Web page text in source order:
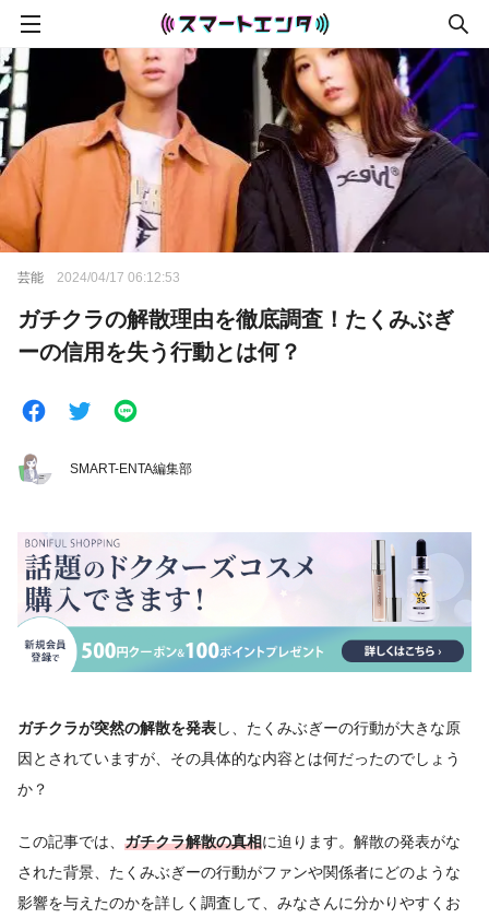
芸能 2024/04/17 06:12:53
ガチクラの解散理由を徹底調査！たくみぶぎ
ーの信用を失う行動とは何？
SMART-ENTA編集部
ガチクラが突然の解散を発表し、たくみぶぎーの行動が大きな原
因とされていますが、その具体的な内容とは何だったのでしょう
か？
この記事では、 ガチクラ解散の真相に迫ります。解散の発表がな
された背景、たくみぶぎーの行動がファンや関係者にどのような
影響を与えたのかを詳しく調査して、みなさんに分かりやすくお